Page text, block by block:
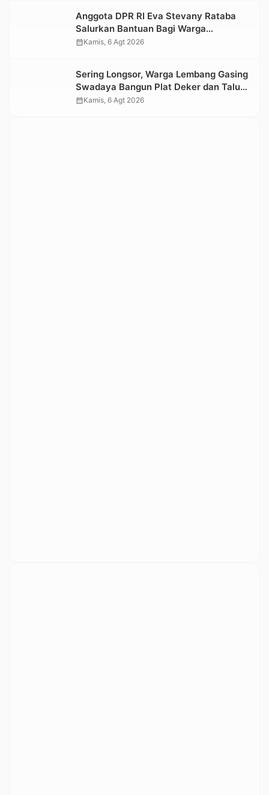
Anggota DPR RI Eva Stevany Rataba
Salurkan Bantuan Bagi Warga
Terdampak Longsor di Buntu Pepasan
calendar_monthKamis, 6 Agt 2026
Sering Longsor, Warga Lembang Gasing
Swadaya Bangun Plat Deker dan Talut
Jalan Penghubung Antar Lembang
calendar_monthKamis, 6 Agt 2026